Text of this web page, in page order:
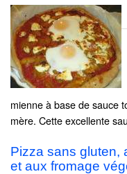
mienne à base de sauce
mère. Cette excellente
Pizza sans gluten,
et aux fromage